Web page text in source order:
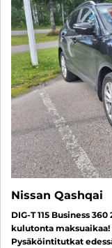
Nissan Qashqai
DIG-T 115 Business
kulutonta
Pysäköintitutkat